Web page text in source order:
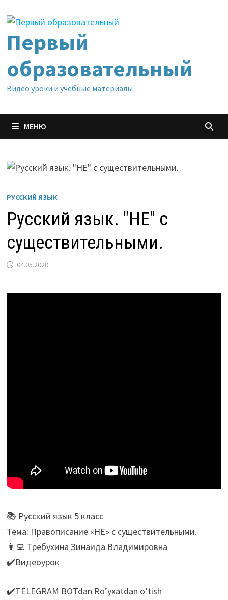
содержимому
Первый
образовательный
Видео уроки и учебные материалы
МЕНЮ
РУССКИЙ ЯЗЫК
Русский язык. "НЕ" с
существительными.
04.05.2020
📚 Русский язык 5 класс
Тема: Правописание «НЕ» с существительными.
👩‍💻 Требухина Зинаида Владимировна
✔️Видеоурок
✔️TELEGRAM BOTdan Ro’yxatdan o’tish